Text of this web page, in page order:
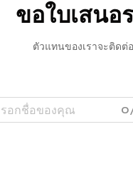
ขอใบเสนอ
ตัวแทนของเราจะติด